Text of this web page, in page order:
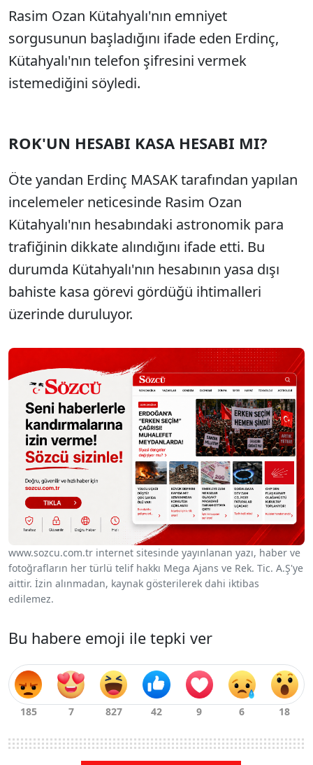
Rasim Ozan Kütahyalı'nın emniyet
sorgusunun başladığını ifade eden Erdinç,
Kütahyalı'nın telefon şifresini vermek
istemediğini söyledi.
ROK'UN HESABI KASA HESABI MI?
Öte yandan Erdinç MASAK tarafından yapılan
incelemeler neticesinde Rasim Ozan
Kütahyalı'nın hesabındaki astronomik para
trafiğinin dikkate alındığını ifade etti. Bu
durumda Kütahyalı'nın hesabının yasa dışı
bahiste kasa görevi gördüğü ihtimalleri
üzerinde duruluyor.
www.sozcu.com.tr internet sitesinde yayınlanan yazı, haber ve
fotoğrafların her türlü telif hakkı Mega Ajans ve Rek. Tic. A.Ş'ye
aittir. İzin alınmadan, kaynak gösterilerek dahi iktibas
edilemez.
Bu habere emoji ile tepki ver